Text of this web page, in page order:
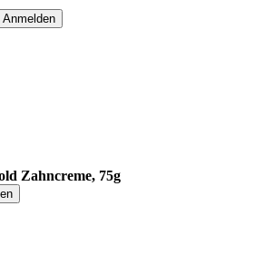
Anmelden
Zahncreme, 75g